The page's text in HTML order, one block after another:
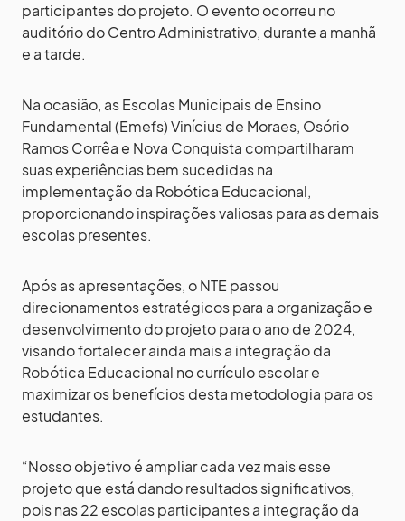
participantes do projeto. O evento ocorreu no
auditório do Centro Administrativo, durante a manhã
e a tarde.
Na ocasião, as Escolas Municipais de Ensino
Fundamental (Emefs) Vinícius de Moraes, Osório
Ramos Corrêa e Nova Conquista compartilharam
suas experiências bem sucedidas na
implementação da Robótica Educacional,
proporcionando inspirações valiosas para as demais
escolas presentes.
Após as apresentações, o NTE passou
direcionamentos estratégicos para a organização e
desenvolvimento do projeto para o ano de 2024,
visando fortalecer ainda mais a integração da
Robótica Educacional no currículo escolar e
maximizar os benefícios desta metodologia para os
estudantes.
“Nosso objetivo é ampliar cada vez mais esse
projeto que está dando resultados significativos,
pois nas 22 escolas participantes a integração da